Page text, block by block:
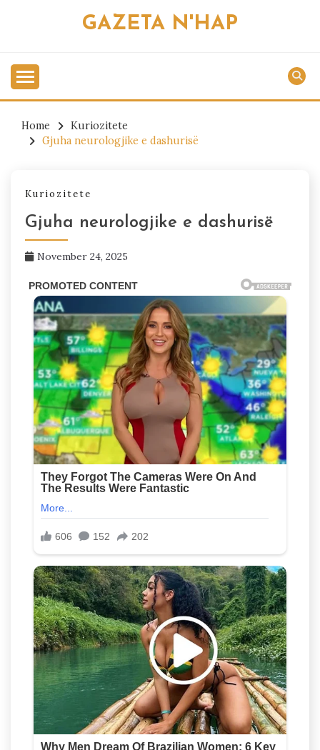
GAZETA N'HAP
Home
Kuriozitete
Gjuha neurologjike e dashurisë
Kuriozitete
Gjuha neurologjike e dashurisë
November 24, 2025